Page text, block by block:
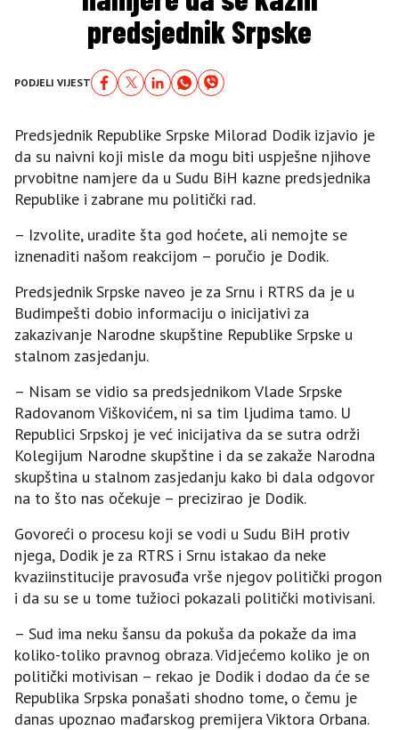
predsjednik Srpske
PODJELI VIJEST
Predsjednik Republike Srpske Milorad Dodik izjavio je
da su naivni koji misle da mogu biti uspješne njihove
prvobitne namjere da u Sudu BiH kazne predsjednika
Republike i zabrane mu politički rad.
– Izvolite, uradite šta god hoćete, ali nemojte se
iznenaditi našom reakcijom – poručio je Dodik.
Predsjednik Srpske naveo je za Srnu i RTRS da je u
Budimpešti dobio informaciju o inicijativi za
zakazivanje Narodne skupštine Republike Srpske u
stalnom zasjedanju.
– Nisam se vidio sa predsjednikom Vlade Srpske
Radovanom Viškovićem, ni sa tim ljudima tamo. U
Republici Srpskoj je već inicijativa da se sutra održi
Kolegijum Narodne skupštine i da se zakaže Narodna
skupština u stalnom zasjedanju kako bi dala odgovor
na to što nas očekuje – precizirao je Dodik.
Govoreći o procesu koji se vodi u Sudu BiH protiv
njega, Dodik je za RTRS i Srnu istakao da neke
kvaziinstitucije pravosuđa vrše njegov politički progon
i da su se u tome tužioci pokazali politički motivisani.
– Sud ima neku šansu da pokuša da pokaže da ima
koliko-toliko pravnog obraza. Vidjećemo koliko je on
politički motivisan – rekao je Dodik i dodao da će se
Republika Srpska ponašati shodno tome, o čemu je
danas upoznao mađarskog premijera Viktora Orbana.